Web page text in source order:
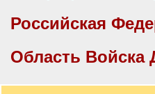
Российская
Область Войска